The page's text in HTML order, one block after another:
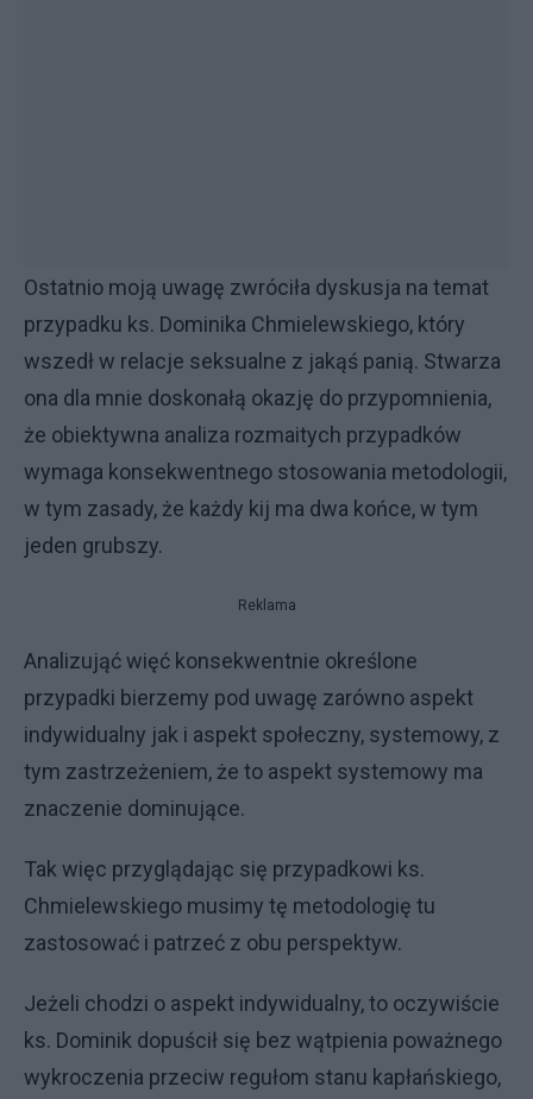
Ostatnio moją uwagę zwróciła dyskusja na temat
przypadku ks. Dominika Chmielewskiego, który
wszedł w relacje seksualne z jakąś panią. Stwarza
ona dla mnie doskonałą okazję do przypomnienia,
że obiektywna analiza rozmaitych przypadków
wymaga konsekwentnego stosowania metodologii,
w tym zasady, że każdy kij ma dwa końce, w tym
jeden grubszy.
Reklama
Analizująć więć konsekwentnie określone
przypadki bierzemy pod uwagę zarówno aspekt
indywidualny jak i aspekt społeczny, systemowy, z
tym zastrzeżeniem, że to aspekt systemowy ma
znaczenie dominujące.
Tak więc przyglądając się przypadkowi ks.
Chmielewskiego musimy tę metodologię tu
zastosować i patrzeć z obu perspektyw.
Jeżeli chodzi o aspekt indywidualny, to oczywiście
ks. Dominik dopuścił się bez wątpienia poważnego
wykroczenia przeciw regułom stanu kapłańskiego,